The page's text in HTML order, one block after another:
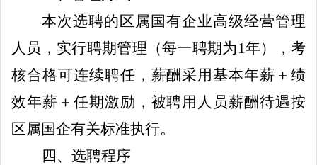
本次选聘的区 属国有企业高级经营管理
人员，实行聘期管理（每一聘期为 1年），考
核合格可连续聘任，薪酬采用基本年薪＋绩
效年薪＋任期激励 ，被聘用人员薪酬待遇按
区属国企有关标准执行。
四、选聘程序